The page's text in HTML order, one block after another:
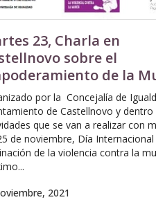
23, Charla en
sobre el
de la
por la Concejalía de
de Castellnovo y dentro
que se van a realizar con
de noviembre, Día Internacional
de la violencia contra la
2021